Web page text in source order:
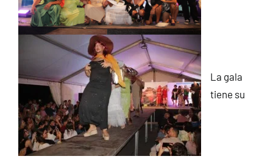
La gala
tiene su